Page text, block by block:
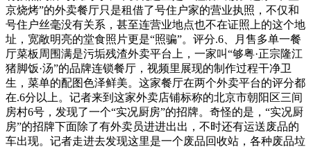
京烧烤”的外卖餐厅只是租借了号住户家的营业执照，不仅和
号住户丝毫没有关系，甚至连营业地点也不在证照上的这个地
址，宽敞明亮的堂食照片更是“照骗”。评分.6、月售多单一餐
厅菜板周围满是污垢残渣外卖平台上，一家叫“够粤·正宗隆江
猪脚饭·汤”的品牌连锁餐厅，视频里展现的制作过程干净卫
生，菜单的配图色泽鲜美。这家餐厅在两个外卖平台的评分都
在.6分以上。记者来到这家外卖店铺标称的北京市朝阳区三间
房村6号，发现了一个“实况厨房”的招牌。奇怪的是，“实况厨
房”的招牌下面除了有外卖员进进出出，不时还有运送废品的
车出现。记者走进去发现这里是一个废品回收站，各种废品垃